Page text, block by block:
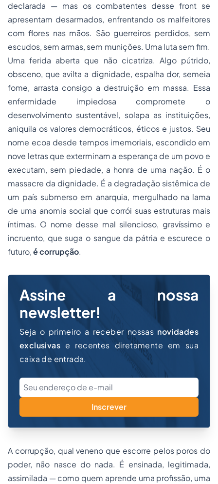
declarada — mas os combatentes desse front se
apresentam desarmados, enfrentando os malfeitores
com flores nas mãos. São guerreiros perdidos, sem
escudos, sem armas, sem munições. Uma luta sem fim.
Uma ferida aberta que não cicatriza. Algo pútrido,
obsceno, que avilta a dignidade, espalha dor, semeia
fome, arrasta consigo a destruição em massa. Essa
enfermidade impiedosa compromete o
desenvolvimento sustentável, solapa as instituições,
aniquila os valores democráticos, éticos e justos. Seu
nome ecoa desde tempos imemoriais, escondido em
nove letras que exterminam a esperança de um povo e
executam, sem piedade, a honra de uma nação. É o
massacre da dignidade. É a degradação sistêmica de
um país submerso em anarquia, mergulhado na lama
de uma anomia social que corrói suas estruturas mais
íntimas. O nome desse mal silencioso, gravíssimo e
incruento, que suga o sangue da pátria e escurece o
futuro,é corrupção.
Assine a nossa
newsletter!
Seja o primeiro a receber nossas novidades
exclusivas e recentes diretamente em sua
caixa de entrada.
Inscrever
A corrupção, qual veneno que escorre pelos poros do
poder, não nasce do nada. É ensinada, legitimada,
assimilada — como quem aprende uma profissão, uma